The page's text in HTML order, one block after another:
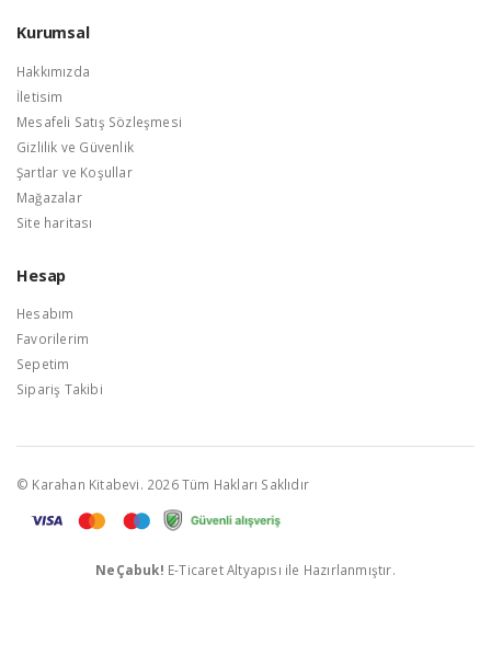
Kurumsal
Hakkımızda
İletisim
Mesafeli Satış Sözleşmesi
Gizlilik ve Güvenlik
Şartlar ve Koşullar
Mağazalar
Site haritası
Hesap
Hesabım
Favorilerim
Sepetim
Sipariş Takibi
© Karahan Kitabevi. 2026 Tüm Hakları Saklıdır
NeÇabuk! E-Ticaret Altyapısı ile Hazırlanmıştır.